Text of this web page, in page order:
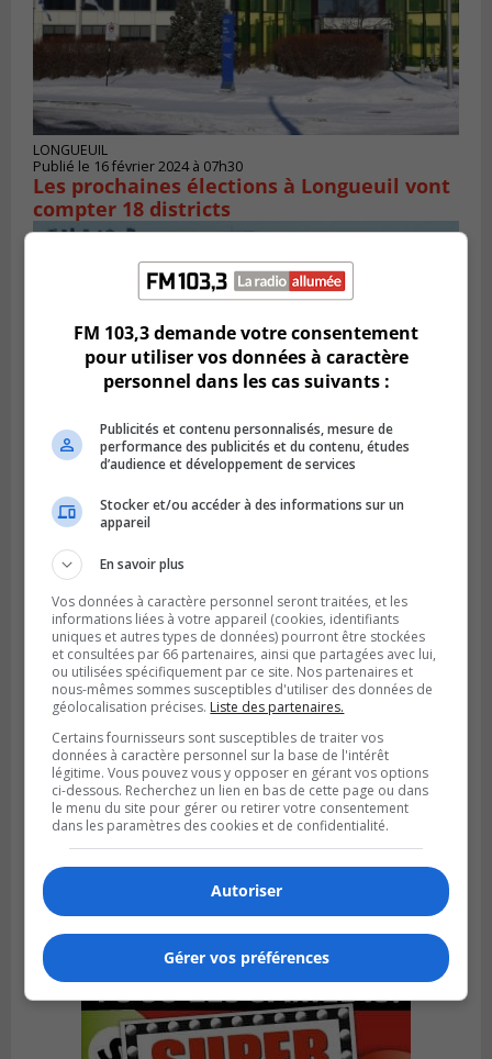
LONGUEUIL
Publié le 16 février 2024 à 07h30
Les prochaines élections à Longueuil vont
compter 18 districts
LONGUEUIL
Publié le 15 février 2024 à 06h52
Longueuil songe a développer un quartier
résidentiel à Longue-Rive
LONGUEUIL
Publié le 13 février 2024 à 11h04
Moins de cerfs pour la qualité d’un district
de Longueuil
FM 103,3 demande votre consentement
pour utiliser vos données à caractère
personnel dans les cas suivants :
Publicités et contenu personnalisés, mesure de
performance des publicités et du contenu, études
d’audience et développement de services
Stocker et/ou accéder à des informations sur un
appareil
En savoir plus
Vos données à caractère personnel seront traitées, et les
informations liées à votre appareil (cookies, identifiants
uniques et autres types de données) pourront être stockées
et consultées par 66 partenaires, ainsi que partagées avec lui,
ou utilisées spécifiquement par ce site. Nos partenaires et
nous-mêmes sommes susceptibles d'utiliser des données de
géolocalisation précises. Liste des partenaires.
Certains fournisseurs sont susceptibles de traiter vos
données à caractère personnel sur la base de l'intérêt
légitime. Vous pouvez vous y opposer en gérant vos options
ci-dessous. Recherchez un lien en bas de cette page ou dans
le menu du site pour gérer ou retirer votre consentement
dans les paramètres des cookies et de confidentialité.
Autoriser
Gérer vos préférences